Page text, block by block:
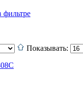
фильтре
Показывать: